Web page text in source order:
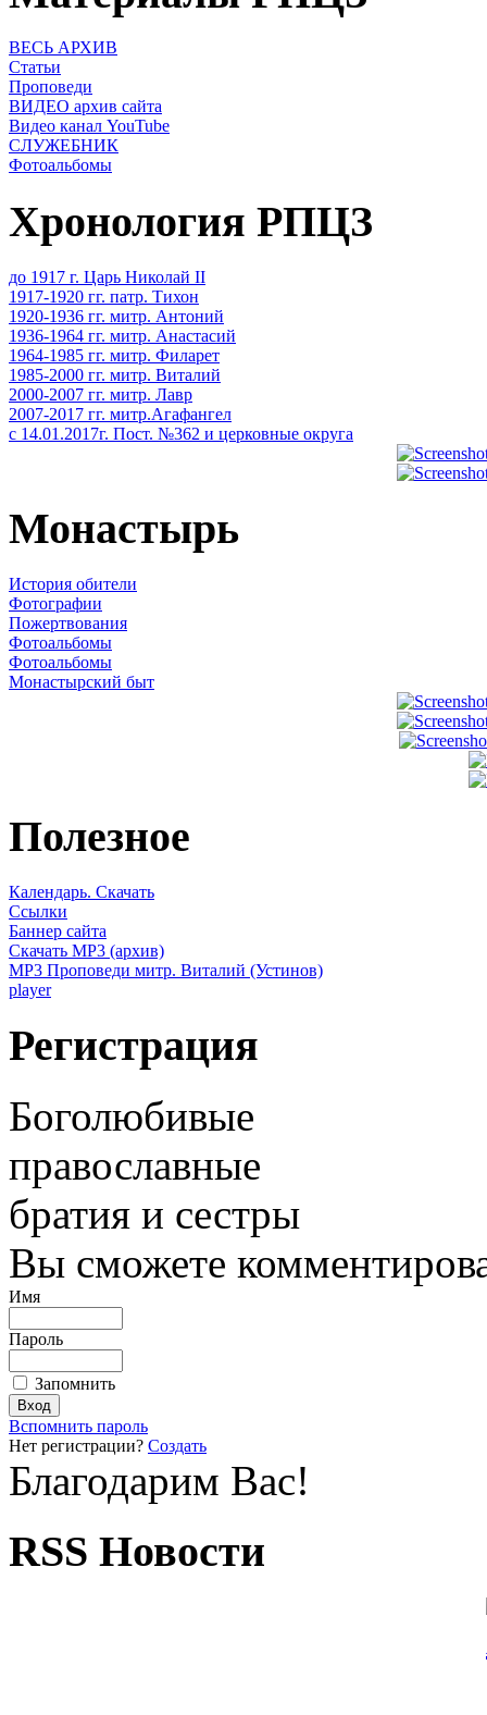
ВЕСЬ АРХИВ
Статьи
Проповеди
ВИДЕО архив сайта
Видео канал YouTube
СЛУЖЕБНИК
Фотоальбомы
Хронология РПЦЗ
до 1917 г. Царь Николай II
1917-1920 гг. патр. Тихон
1920-1936 гг. митр. Антоний
1936-1964 гг. митр. Анастасий
1964-1985 гг. митр. Филарет
1985-2000 гг. митр. Виталий
2000-2007 гг. митр. Лавр
2007-2017 гг. митр.Агафангел
с 14.01.2017г. Пост. №362 и церковные округа
Монастырь
История обители
Фотографии
Пожертвования
Фотоальбомы
Фотоальбомы
Монастырский быт
Полезное
Календарь. Скачать
Ссылки
Баннер сайта
Скачать MP3 (архив)
MP3 Проповеди митр. Виталий (Устинов)
player
Регистрация
Боголюбивые
православные
братия и сестры
Вы сможете
Имя
Пароль
Запомнить
Вспомнить пароль
Нет регистрации? Создать
Благодарим Вас!
RSS Новости